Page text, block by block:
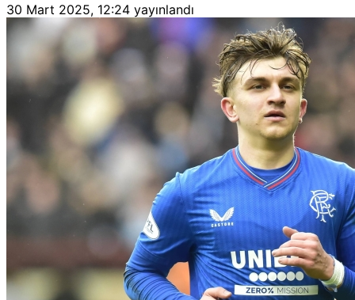
30 Mart 2025, 12:24 yayınlandı